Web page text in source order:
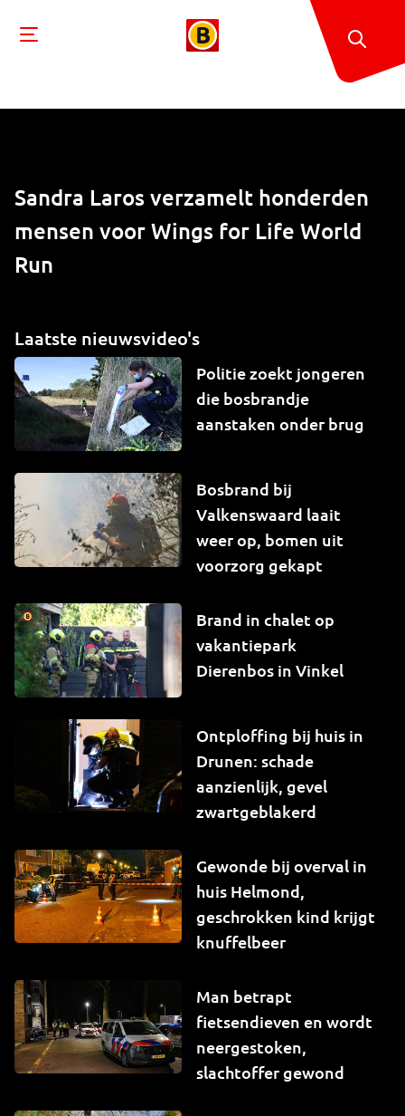
Sandra Laros verzamelt honderden
mensen voor Wings for Life World
Run
Laatste nieuwsvideo's
Politie zoekt jongeren
die bosbrandje
aanstaken onder brug
Bosbrand bij
Valkenswaard laait
weer op, bomen uit
voorzorg gekapt
Brand in chalet op
vakantiepark
Dierenbos in Vinkel
Ontploffing bij huis in
Drunen: schade
aanzienlijk, gevel
zwartgeblakerd
Gewonde bij overval in
huis Helmond,
geschrokken kind krijgt
knuffelbeer
Man betrapt
fietsendieven en wordt
neergestoken,
slachtoffer gewond